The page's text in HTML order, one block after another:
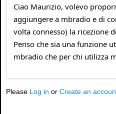
Ciao Maurizio, volevo
aggiungere a mbradio e di
volta connesso) la ricezione
Penso che sia una funzione
mbradio che per chi utilizza
Please Log in or Create an